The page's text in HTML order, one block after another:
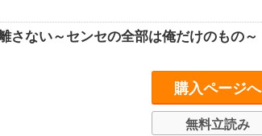
さない～センセの全部は俺だけのもの～
購入ページへ
無料立読み